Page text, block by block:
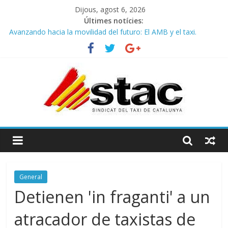
Dijous, agost 6, 2026
Últimes notícies:
Avanzando hacia la movilidad del futuro: El AMB y el taxi.
Programa de Radio TAXI LIBRE 29.07.2026 en COOLTURA FM.
STAC/ATC SOLICITAN TAULA TÈCNICA PARA MEJORAR LA
OPERATIVA DE ENTRADA EN EL PUERTO DE BARCELONA.
Programa de Radio TAXI LIBRE 22.07.2026 en COOLTURA FM.
Edición 385
COMUNICADO CONJUNTO STAC – ATC
General
Detienen 'in fraganti' a un
atracador de taxistas de